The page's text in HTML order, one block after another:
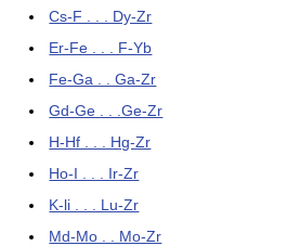
Cs-F . . . Dy-Zr
Er-Fe . . . F-Yb
Fe-Ga . . Ga-Zr
Gd-Ge . . .Ge-Zr
H-Hf . . . Hg-Zr
Ho-I . . . Ir-Zr
K-li . . . Lu-Zr
Md-Mo . . Mo-Zr